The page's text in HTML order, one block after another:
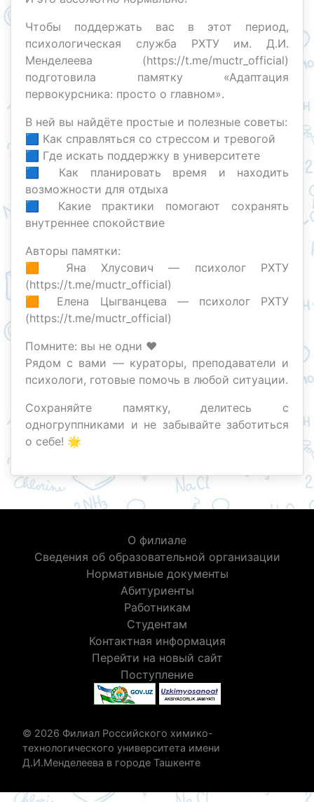
Чтобы поддержать вас в этот период,
психологическая служба РХТУ им. Д.И.
Менделеева (https://t.me/muctr_official)
подготовила памятку «Адаптация
первокурсника: просто о главном».
В ней вы найдёте простые и полезные советы:
🟦 Как справляться со стрессом и тревогой
🟦 Где искать поддержку в университете
🟦 Как планировать время и находить
возможности для отдыха
🟦 Какие практики помогают сохранять
внутреннее спокойствие
Авторы памятки:
🟧 Яна Хлусович — психолог РХТУ
(https://t.me/muctr_official)
🟧 Елена Цыгванцева — психолог РХТУ
(https://t.me/muctr_official)
Помните: вы не одни ❤️
Рядом с вами — кураторы, преподаватели и
психологи, готовые помочь в любой ситуации.
Сохраняйте памятку, делитесь с
одногруппниками и не забывайте заботиться
о себе! 🌟
О филиале
Сведения об образовательной организации
Нормативные документы
Абитуриенты
Работникам
Студентам
Контактная информация
Перейти на новый сайт
Поступление
© 2026 Филиал Российского химико-
технологического университета имени
Д.И.Менделеева в городе Ташкенте